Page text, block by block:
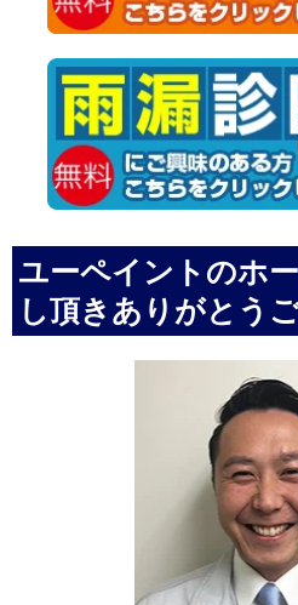
ユーペイントのホ
し頂きありがとう